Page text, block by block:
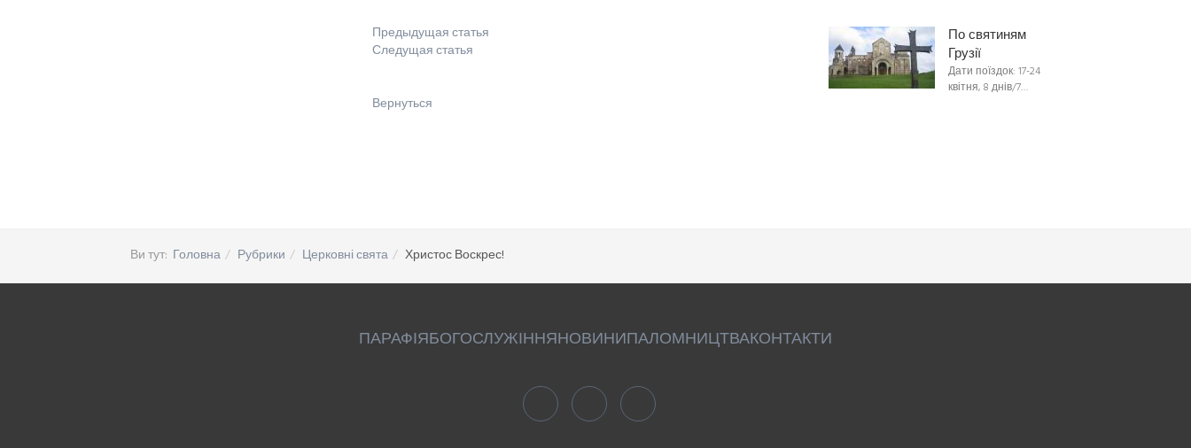
Предыдущая статья
Следущая статья
Вернуться
По святиням
Грузії
Дати поїздок: 17-24
квітня, 8 днів/7…
Ви тут: Головна Рубрики Церковні свята Христос Воскрес!
ПАРАФІЯБОГОСЛУЖІННЯНОВИНИПАЛОМНИЦТВАКОНТАКТИ